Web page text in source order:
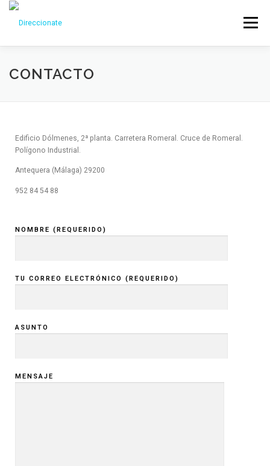
Menu
CONTACTO
Edificio Dólmenes, 2ª planta. Carretera Romeral. Cruce de Romeral.
Polígono Industrial.
Antequera (Málaga) 29200
952 84 54 88
NOMBRE (REQUERIDO)
TU CORREO ELECTRÓNICO (REQUERIDO)
ASUNTO
MENSAJE